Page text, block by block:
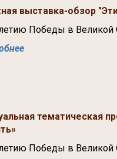
выставка-обзор
Победы в Великой
тематическая
Победы в Великой